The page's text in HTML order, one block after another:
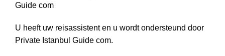
Guide com
U heeft uw reisassistent en u wordt ondersteund door
Private Istanbul Guide com.